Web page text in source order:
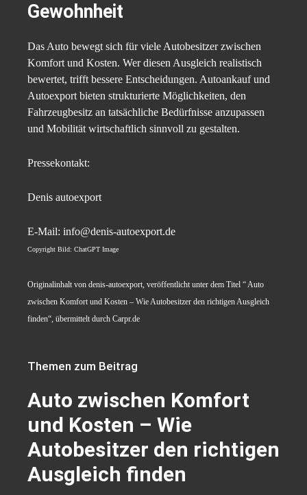
Gewohnheit
Das Auto bewegt sich für viele Autobesitzer zwischen
Komfort und Kosten. Wer diesen Ausgleich realistisch
bewertet, trifft bessere Entscheidungen. Autoankauf und
Autoexport bieten strukturierte Möglichkeiten, den
Fahrzeugbesitz an tatsächliche Bedürfnisse anzupassen
und Mobilität wirtschaftlich sinnvoll zu gestalten.
Pressekontakt:
Denis autoexport
E-Mail: info@denis-autoexport.de
Copyright Bild: ChatGPT Image
Originalinhalt von denis-autoexport, veröffentlicht unter dem Titel “ Auto
zwischen Komfort und Kosten – Wie Autobesitzer den richtigen Ausgleich
finden“, übermittelt durch Carpr.de
Themen zum Beitrag
Auto zwischen Komfort
und Kosten – Wie
Autobesitzer den richtigen
Ausgleich finden